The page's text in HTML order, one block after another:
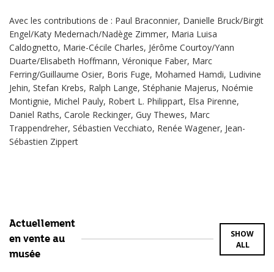
Avec les contributions de : Paul Braconnier, Danielle Bruck/Birgit
Engel/Katy Medernach/Nadège Zimmer, Maria Luisa
Caldognetto, Marie-Cécile Charles, Jérôme Courtoy/Yann
Duarte/Elisabeth Hoffmann, Véronique Faber, Marc
Ferring/Guillaume Osier, Boris Fuge, Mohamed Hamdi, Ludivine
Jehin, Stefan Krebs, Ralph Lange, Stéphanie Majerus, Noémie
Montignie, Michel Pauly, Robert L. Philippart, Elsa Pirenne,
Daniel Raths, Carole Reckinger, Guy Thewes, Marc
Trappendreher, Sébastien Vecchiato, Renée Wagener, Jean-
Sébastien Zippert
Actuellement
en vente au
musée
SHOW
ALL